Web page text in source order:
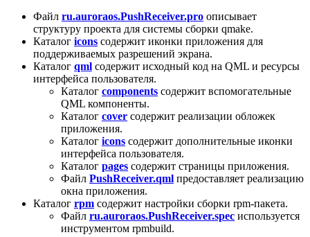
Файл ru.auroraos.PushReceiver.pro описывает
структуру проекта для системы сборки qmake.
Каталог icons содержит иконки приложения для
поддерживаемых разрешений экрана.
Каталог qml содержит исходный код на QML и ресурсы
интерфейса пользователя.
Каталог components содержит вспомогательные
QML компоненты.
Каталог cover содержит реализации обложек
приложения.
Каталог icons содержит дополнительные иконки
интерфейса пользователя.
Каталог pages содержит страницы приложения.
Файл PushReceiver.qml предоставляет реализацию
окна приложения.
Каталог rpm содержит настройки сборки rpm-пакета.
Файл ru.auroraos.PushReceiver.spec используется
инструментом rpmbuild.